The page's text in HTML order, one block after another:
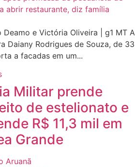
Deamo e Victória Oliveira | g1 MT A
Daiany Rodrigues de Souza, de 33
a facadas em um...
Militar prende
de estelionato e
R$ 11,3 mil em
Grande
Aruanã